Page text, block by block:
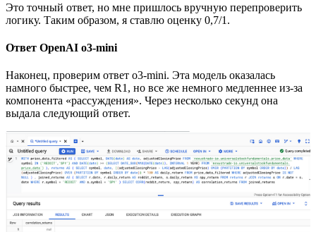
Это точный ответ, но мне пришлось вручную перепроверить
логику. Таким образом, я ставлю оценку 0,7/1.
Ответ OpenAI o3-mini
Наконец, проверим ответ o3-mini. Эта модель оказалась
намного быстрее, чем R1, но все же немного медленнее из-за
компонента «рассуждения». Через несколько секунд она
выдала следующий ответ.